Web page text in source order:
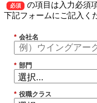
必須
の項目は入力必須
下記フォームにご記入く
* 会社名
* 部門
* 役職クラス